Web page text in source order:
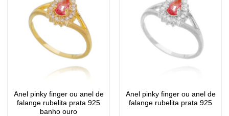
Anel pinky finger ou anel de
falange rubelita prata 925
banho ouro
Anel pinky finger ou anel de
falange rubelita prata 925